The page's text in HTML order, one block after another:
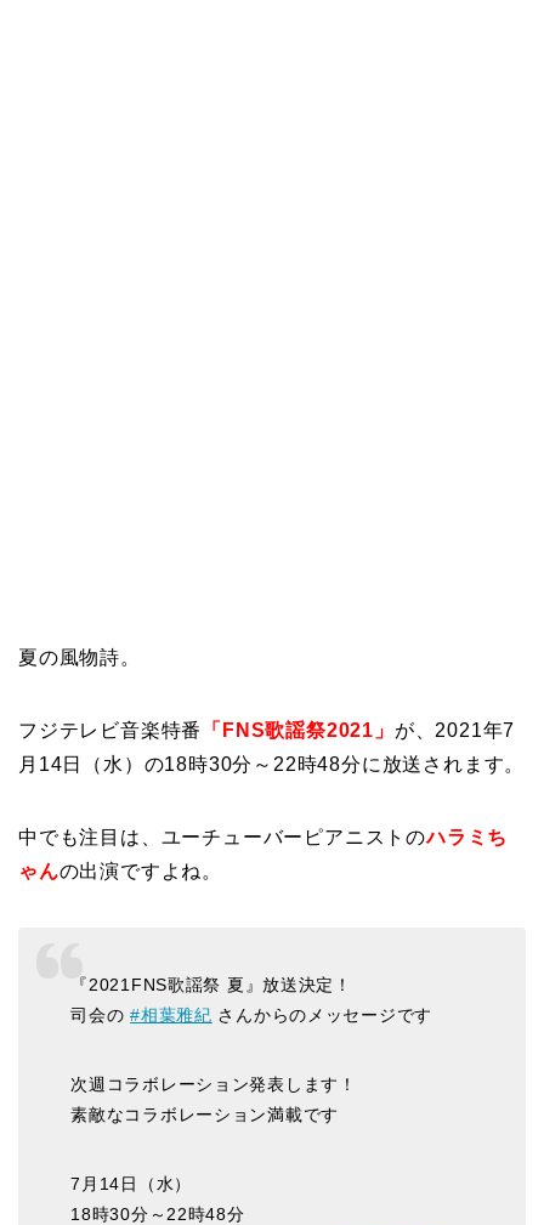
夏の風物詩。
フジテレビ音楽特番 「FNS歌謡祭2021」 が、2021年7
月14日（水）の18時30分～22時48分に放送されます。
中でも注目は、ユーチューバーピアニストのハラミち
ゃんの出演ですよね。
『2021FNS歌謡祭 夏』放送決定！
司会の#相葉雅紀 さんからのメッセージです
次週コラボレーション発表します！
素敵なコラボレーション満載です
7月14日（水）
18時30分～22時48分